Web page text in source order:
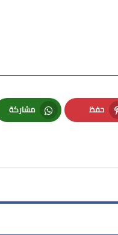
حفظ
Pinterest
مشاركة
Whatsapp